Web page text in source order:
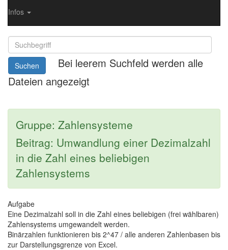
Infos
Suchen
Bei leerem Suchfeld werden alle
Dateien angezeigt
Gruppe: Zahlensysteme
Beitrag: Umwandlung einer Dezimalzahl
in die Zahl eines beliebigen
Zahlensystems
Aufgabe
Eine Dezimalzahl soll in die Zahl eines beliebigen (frei wählbaren)
Zahlensystems umgewandelt werden.
Binärzahlen funktionieren bis 2^47 / alle anderen Zahlenbasen bis
zur Darstellungsgrenze von Excel.